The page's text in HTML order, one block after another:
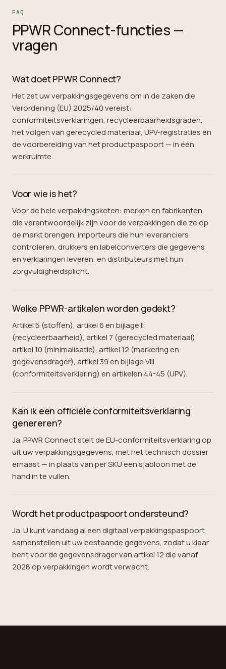
FAQ
PPWR Connect-functies —
vragen
Wat doet PPWR Connect?
Het zet uw verpakkingsgegevens om in de zaken die
Verordening (EU) 2025/40 vereist:
conformiteitsverklaringen, recycleerbaarheidsgraden,
het volgen van gerecycled materiaal, UPV-registraties en
de voorbereiding van het productpaspoort — in één
werkruimte.
Voor wie is het?
Voor de hele verpakkingsketen: merken en fabrikanten
die verantwoordelijk zijn voor de verpakkingen die ze op
de markt brengen, importeurs die hun leveranciers
controleren, drukkers en labelconverters die gegevens
en verklaringen leveren, en distributeurs met hun
zorgvuldigheidsplicht.
Welke PPWR-artikelen worden gedekt?
Artikel 5 (stoffen), artikel 6 en bijlage II
(recycleerbaarheid), artikel 7 (gerecycled materiaal),
artikel 10 (minimalisatie), artikel 12 (markering en
gegevensdrager), artikel 39 en bijlage VIII
(conformiteitsverklaring) en artikelen 44-45 (UPV).
Kan ik een officiële conformiteitsverklaring
genereren?
Ja. PPWR Connect stelt de EU-conformiteitsverklaring op
uit uw verpakkingsgegevens, met het technisch dossier
ernaast — in plaats van per SKU een sjabloon met de
hand in te vullen.
Wordt het productpaspoort ondersteund?
Ja. U kunt vandaag al een digitaal verpakkingspaspoort
samenstellen uit uw bestaande gegevens, zodat u klaar
bent voor de gegevensdrager van artikel 12 die vanaf
2028 op verpakkingen wordt verwacht.